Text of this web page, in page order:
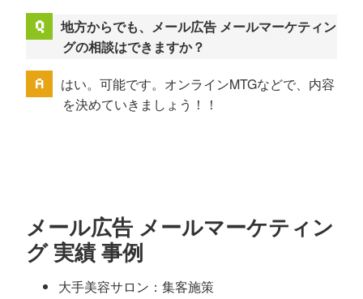
地方からでも、メール広告 メールマーケティン
グの相談はできますか？
はい。可能です。オンラインMTGなどで、内容
を決めていきましょう！！
メール広告 メールマーケティン
グ 実績 事例
大手美容サロン：集客施策